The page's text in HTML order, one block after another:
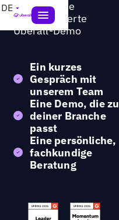
DE Hol dir deine
personalisierte
Uberall-Demo
Ein kurzes
Gespräch mit
unserem Team
Eine Demo, die zu
deiner Branche
passt
Eine persönliche,
fachkundige
Beratung